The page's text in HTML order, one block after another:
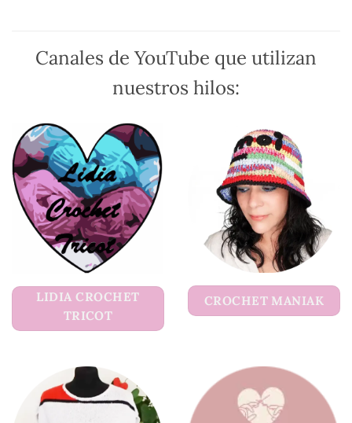
de
de
Canales de YouTube que utilizan
nuestros hilos:
LIDIA CROCHET
TRICOT
CROCHET MANIAK